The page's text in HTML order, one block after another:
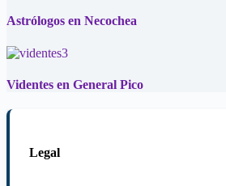
Astrólogos en Necochea
Videntes en General Pico
Legal